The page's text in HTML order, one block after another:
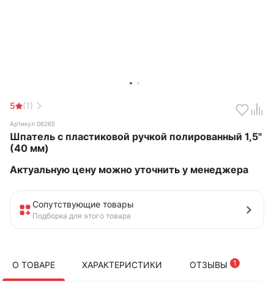
5 (1)
Артикул 06265
Шпатель с пластиковой ручкой полированный 1,5"
(40 мм)
Актуальную цену можно уточнить у менеджера
Сопутствующие товары
Подборка для этого товара
О ТОВАРЕ ХАРАКТЕРИСТИКИ ОТЗЫВЫ 1